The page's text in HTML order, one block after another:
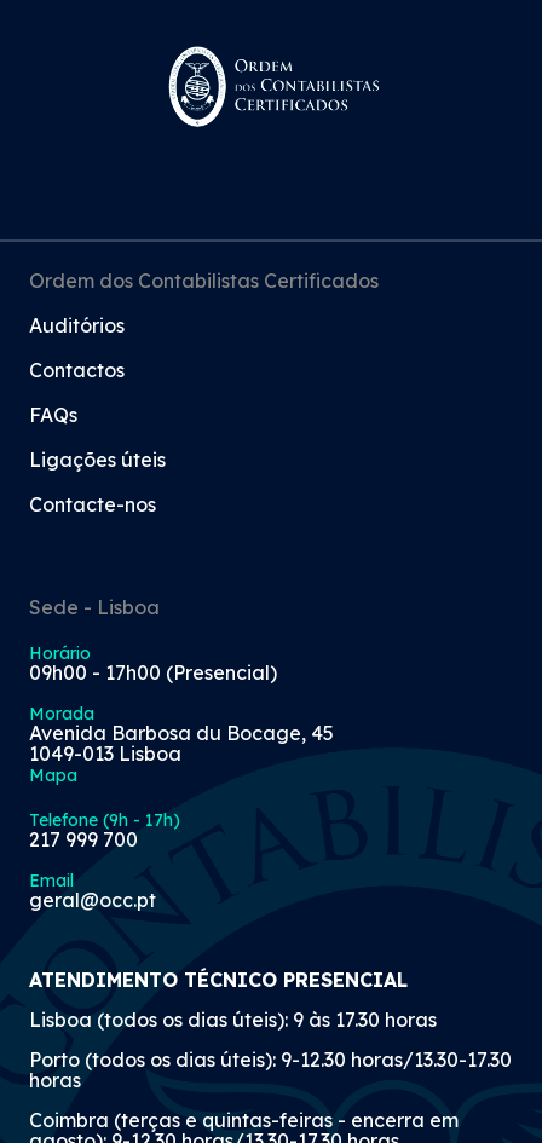
Ordem dos Contabilistas Certificados
Auditórios
Contactos
FAQs
Ligações úteis
Contacte-nos
Sede - Lisboa
Horário
09h00 - 17h00 (Presencial)
Morada
Avenida Barbosa du Bocage, 45
1049-013 Lisboa
Mapa
Telefone (9h - 17h)
217 999 700
Email
geral@occ.pt
ATENDIMENTO TÉCNICO PRESENCIAL
Lisboa (todos os dias úteis): 9 às 17.30 horas
Porto (todos os dias úteis): 9-12.30 horas/13.30-17.30
horas
Coimbra (terças e quintas-feiras - encerra em